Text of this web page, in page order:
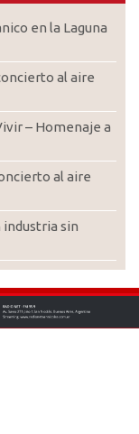
en la Laguna
al aire
– Homenaje a
al aire
industria sin